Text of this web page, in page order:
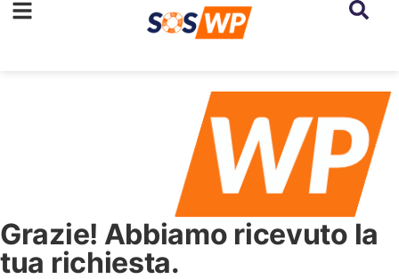
Grazie! Abbiamo ricevuto la
tua richiesta.